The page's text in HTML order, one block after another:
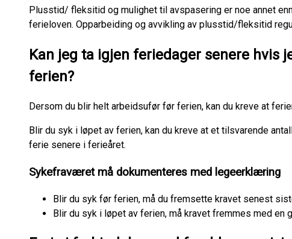
Plusstid/ fleksitid og mulighet til avspasering er noe annet
ferieloven. Opparbeiding og avvikling av plusstid/fleksitid
Kan jeg ta igjen feriedager senere hvis
ferien?
Dersom du blir helt arbeidsufør før ferien, kan du kreve at
Blir du syk i løpet av ferien, kan du kreve at et tilsvarende
ferie senere i ferieåret.
Sykefraværet må dokumenteres med legeerklæring
Blir du syk før ferien, må du fremsette kravet senest
Blir du syk i løpet av ferien, må kravet fremmes med en